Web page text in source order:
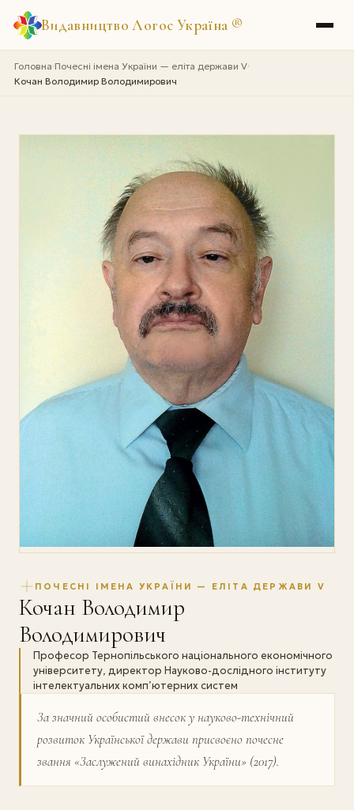
Видавництво Логос Україна ®
Головна›Почесні імена України — еліта держави V›
Кочан Володимир Володимирович
ПОЧЕСНІ ІМЕНА УКРАЇНИ — ЕЛІТА ДЕРЖАВИ V
Кочан Володимир
Володимирович
Професор Тернопільського національного економічного
університету, директор Науково-дослідного інституту
інтелектуальних комп’ютерних систем
За значний особистий внесок у науково-технічний
розвиток Української держави присвоєно почесне
звання «Заслужений винахідник України» (2017).